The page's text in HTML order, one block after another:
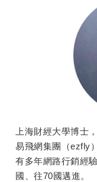
上海財經大學博士
易飛網集團（ezfly
有多年網路行銷經
國、往70國邁進。